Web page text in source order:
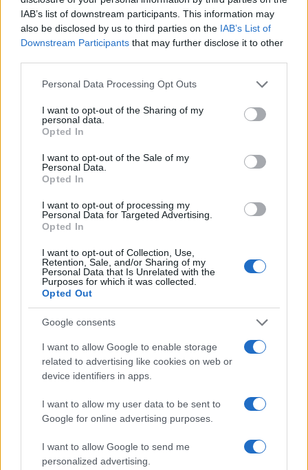
IAB’s list of downstream participants. This information may
also be disclosed by us to third parties on the IAB’s List of
Downstream Participants that may further disclose it to other
Please note that this website/app uses one or more Google
not limited to your visit or usage behaviour. You may click to
grant or deny consent to Google and its third-party tags to
use your data for below specified purposes in below Google
consent section.
Personal Data Processing Opt Outs
I want to opt-out of the Sharing of my
personal data.
Opted In
I want to opt-out of the Sale of my
Personal Data.
Opted In
I want to opt-out of processing my
Personal Data for Targeted Advertising.
Opted In
I want to opt-out of Collection, Use,
Retention, Sale, and/or Sharing of my
Personal Data that Is Unrelated with the
Purposes for which it was collected.
Opted Out
Google consents
I want to allow Google to enable storage
related to advertising like cookies on web or
device identifiers in apps.
I want to allow my user data to be sent to
Google for online advertising purposes.
I want to allow Google to send me
personalized advertising.
Vuoi rimuovere le pubblicità nazionali?
Puoi abbonarti a
soli € 1,10 al mese
cliccando
Sei già abbonato?
Puoi effettuare l'accesso andando nella
sezioneLogin
TEMI:
Antonio Moro
Costo Biglietti La Maddalena
Notizie La Maddalena
Palau-La Maddalena
Traghetti La Maddalena
Notizie in tempo reale?
Entra nel canale telegram di